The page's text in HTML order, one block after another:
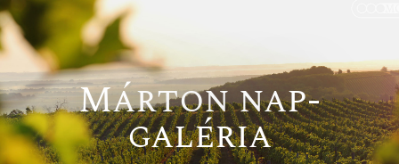
Márton nap-
galéria